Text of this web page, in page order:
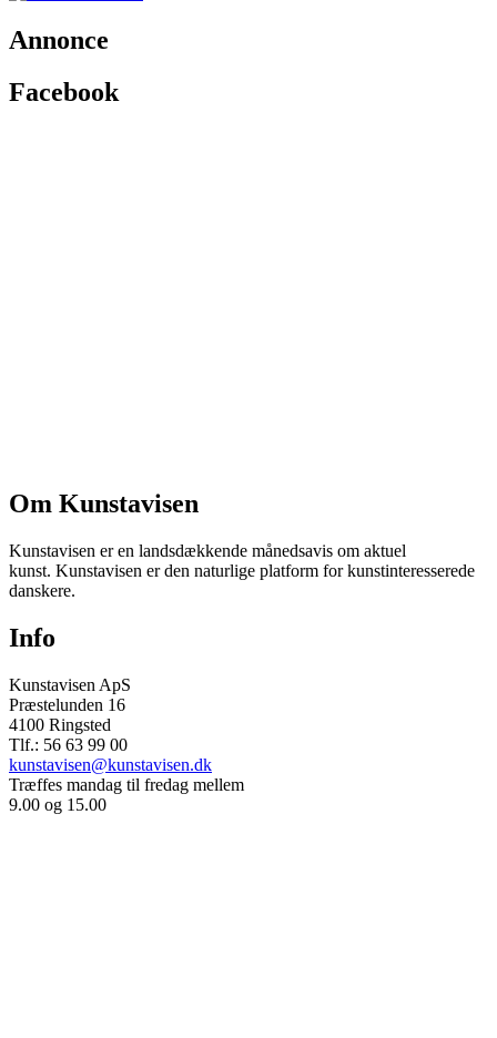
Annonce
Facebook
Om Kunstavisen
Kunstavisen er en landsdækkende månedsavis om aktuel
kunst. Kunstavisen er den naturlige platform for kunstinteresserede
danskere.
Info
Kunstavisen ApS
Præstelunden 16
4100 Ringsted
Tlf.: 56 63 99 00
kunstavisen@kunstavisen.dk
Træffes mandag til fredag mellem
9.00 og 15.00